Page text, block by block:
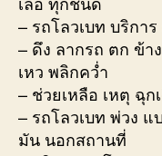
– รถโลวเบท บริกา
– ดึง ลากรถ ตก ข้า
เหว พลิกคว่ำ
– ช่วยเหลือ เหตุ ฉุ
– รถโลวเบท พ่วง แ
มัน นอกสถานที่